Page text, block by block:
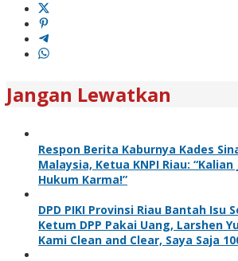
Jangan Lewatkan
Respon Berita Kaburnya Kades
Malaysia, Ketua KNPI Riau:
Hukum Karma!”
DPD PIKI Provinsi Riau Bantah Isu
Ketum DPP Pakai Uang, Larshen
Kami Clean and Clear, Saya Saja